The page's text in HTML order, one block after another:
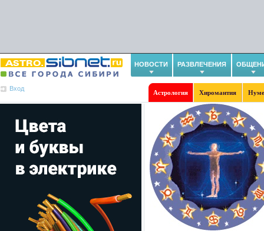
НОВОСТИ РАЗВЛЕЧЕНИЯ
Вход
Астрология Хиромантия